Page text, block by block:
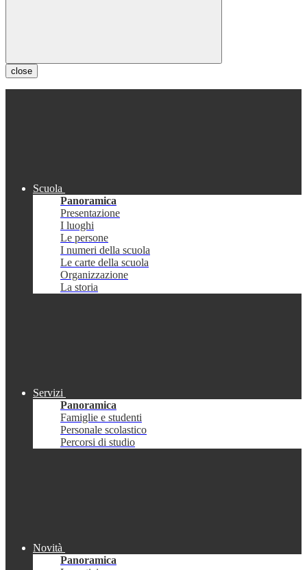
close
Scuola
Panoramica
Presentazione
I luoghi
Le persone
I numeri della scuola
Le carte della scuola
Organizzazione
La storia
Servizi
Panoramica
Famiglie e studenti
Personale scolastico
Percorsi di studio
Novità
Panoramica